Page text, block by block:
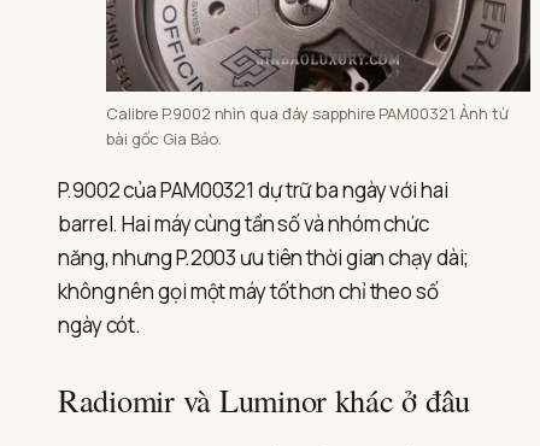
Calibre P.9002 nhìn qua đáy sapphire PAM00321. Ảnh từ
bài gốc Gia Bảo.
P.9002 của PAM00321 dự trữ ba ngày với hai
barrel. Hai máy cùng tần số và nhóm chức
năng, nhưng P.2003 ưu tiên thời gian chạy dài;
không nên gọi một máy tốt hơn chỉ theo số
ngày cót.
Radiomir và Luminor khác ở đâu